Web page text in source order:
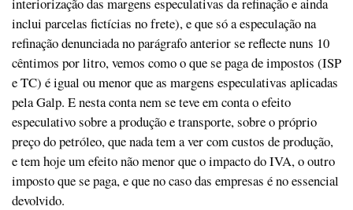
inclui parcelas fictícias no frete), e que só a especulação na
refinação denunciada no parágrafo anterior se reflecte nuns 10
cêntimos por litro, vemos como o que se paga de impostos (ISP
e TC) é igual ou menor que as margens especulativas aplicadas
pela Galp. E nesta conta nem se teve em conta o efeito
especulativo sobre a produção e transporte, sobre o próprio
preço do petróleo, que nada tem a ver com custos de produção,
e tem hoje um efeito não menor que o impacto do IVA, o outro
imposto que se paga, e que no caso das empresas é no essencial
devolvido.